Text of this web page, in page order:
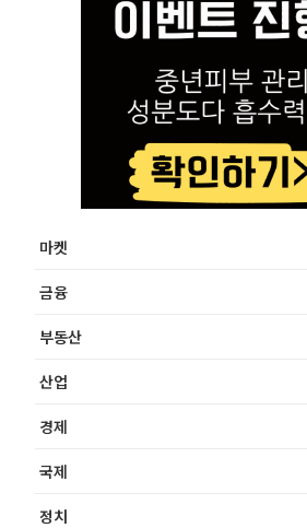
마켓
금융
부동산
산업
경제
국제
정치